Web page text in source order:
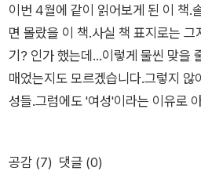
종하며 운영되는 모습은 그냥 소설
가 아니라 급속도의 경제발전으로 위
겨진 부패한 민낯의 모습을 보여주
다. 한국어학당의 이야기를 읽다보
났던 어학원 선생님들이 생각났다.
라. 6개월쯤 어학원을 다니자 어학
분 알아들을 수 있었다. 그런데 학원
이번 4월에 같이 읽어보게 된 이 책.
면 몰랐을 이 책.사실 책 표지로는
기? 인가 했는데...이렇게 물씬 맞을
매었는지도 모르겠습니다.그렇지 않
성들.그럼에도 '여성'이라는 이유로
게는 미래시제가 필요하다. 온전한 미
한국어학당에서 일하는 네 명의 한국
공감 (7) 댓글 (0)